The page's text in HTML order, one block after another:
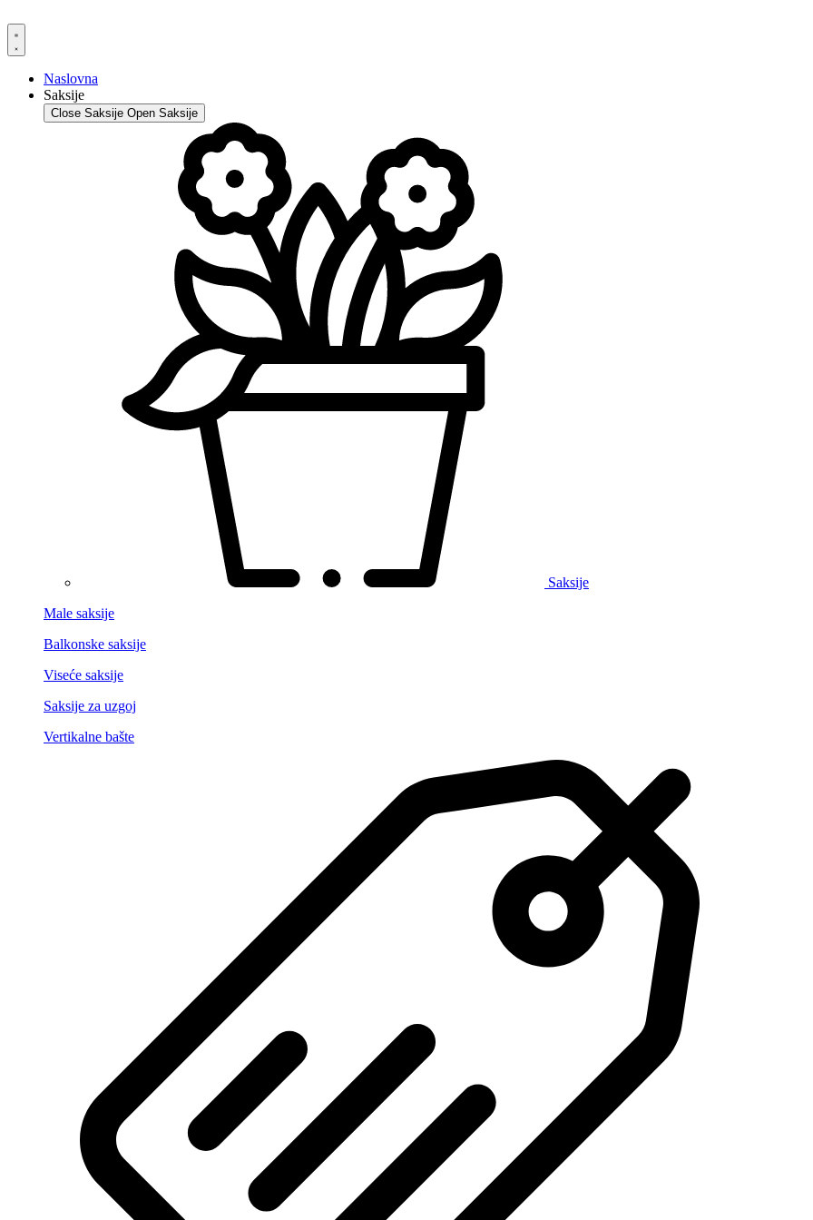
to
content
Naslovna
Saksije
Close Saksije Open Saksije
Saksije
Male saksije
Balkonske saksije
Viseće saksije
Saksije za uzgoj
Vertikalne bašte